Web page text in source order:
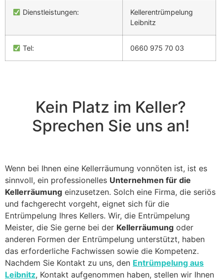
Dienstleistungen:
Kellerentrümpelung
Leibnitz
Tel: 0660 975 70 03
Kein Platz im Keller?
Sprechen Sie uns an!
Wenn bei Ihnen eine Kellerräumung vonnöten ist, ist es
sinnvoll, ein professionelles Unternehmen für die
Kellerräumung einzusetzen. Solch eine Firma, die seriös
und fachgerecht vorgeht, eignet sich für die
Entrümpelung Ihres Kellers. Wir, die Entrümpelung
Meister, die Sie gerne bei der Kellerräumung oder
anderen Formen der Entrümpelung unterstützt, haben
das erforderliche Fachwissen sowie die Kompetenz.
Nachdem Sie Kontakt zu uns, den Entrümpelung aus
Leibnitz, Kontakt aufgenommen haben, stellen wir Ihnen